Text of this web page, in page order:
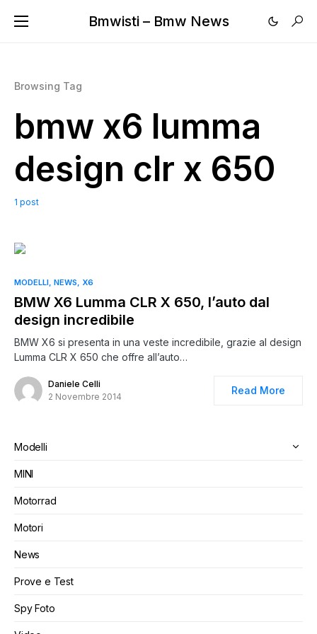
Bmwisti – Bmw News
Browsing Tag
bmw x6 lumma
design clr x 650
1 post
MODELLI NEWS X6
BMW X6 Lumma CLR X 650, l’auto dal
design incredibile
BMW X6 si presenta in una veste incredibile, grazie al design
Lumma CLR X 650 che offre all’auto…
Daniele Celli
2 Novembre 2014
Read More
Modelli
MINI
Motorrad
Motori
News
Prove e Test
Spy Foto